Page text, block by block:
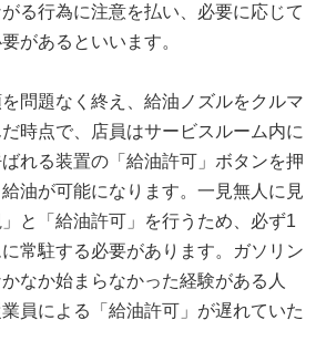
る行為に注意を払い、必要に応じて
があるといいます。
問題なく終え、給油ノズルをクルマ
時点で、店員はサービスルーム内に
れる装置の「給油許可」ボタンを押
油が可能になります。一見無人に見
と「給油許可」を行うため、必ず1
常駐する必要があります。ガソリン
なか始まらなかった経験がある人
員による「給油許可」が遅れていた